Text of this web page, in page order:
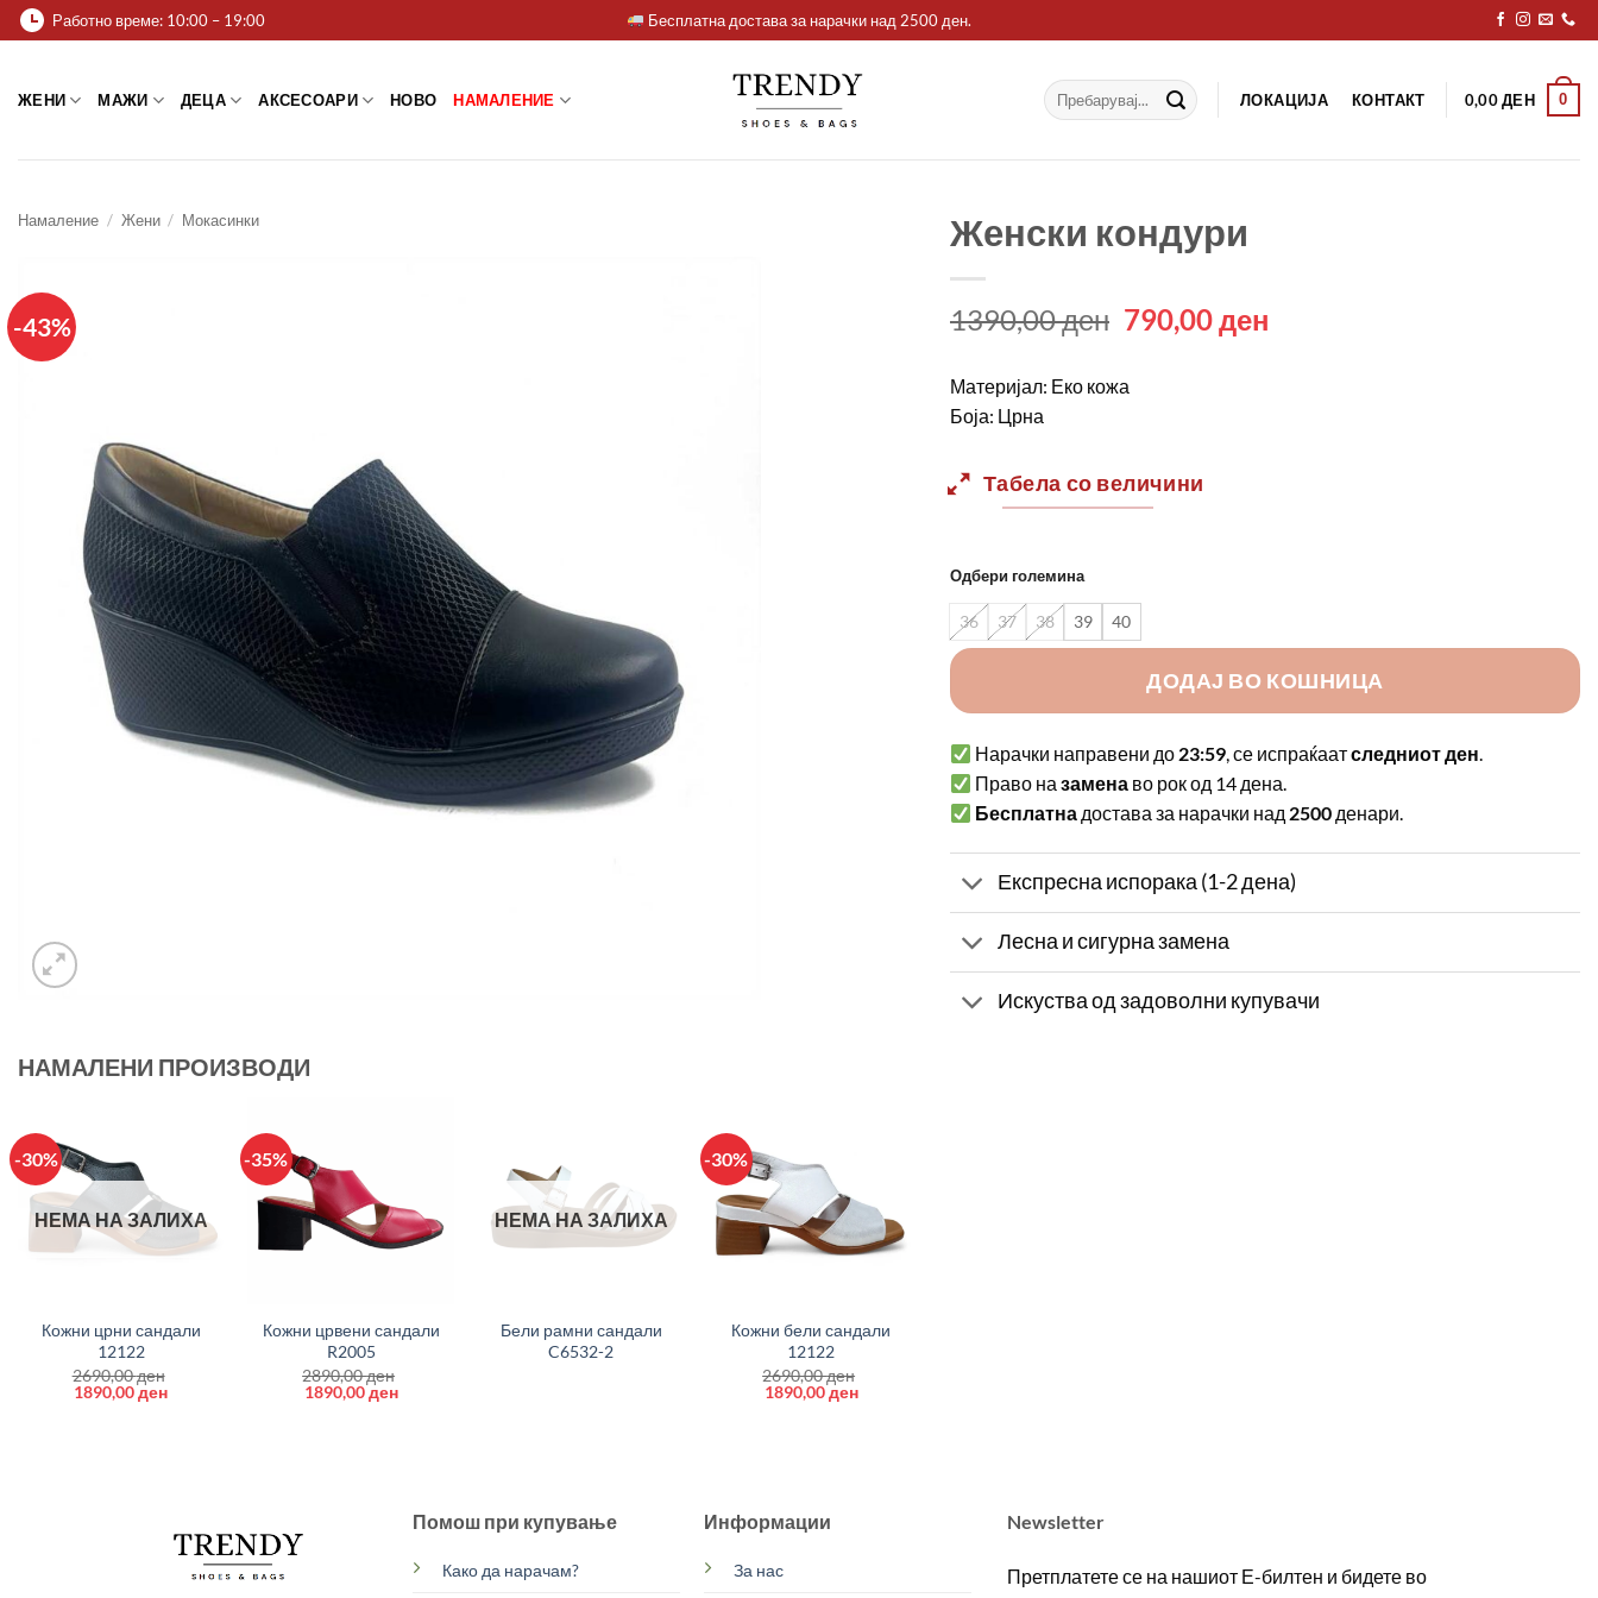
Skip
to
Работно време: 10:00 – 19:00 Бесплатна достава за нарачки над 2500 ден.
ЖЕНИ МАЖИ ДЕЦА АКСЕСОАРИ НОВО НАМАЛЕНИЕ
Барај
за:
ЛОКАЦИЈА КОНТАКТ 0,00ДЕН 0
Намаление / Жени / Мокасинки
-43%
НАМАЛЕНИ ПРОИЗВОДИ
-30%
НЕМА НА ЗАЛИХА
Кожни црни сандали
12122
2690,00ден
Original
1890,00денCurrent
-35%
Кожни црвени сандали
R2005
2890,00ден
Original
1890,00денCurrent
НЕМА НА ЗАЛИХА
Бели рамни сандали
C6532-2
-30%
Кожни бели сандали
12122
2690,00ден
Original
1890,00денCurrent
Женски кондури
1390,00ден Original
price
was:
1390,00 ден.
790,00ден
Материјал: Еко кожа
Боја: Црна
Табела со величини
Одбери големина
36 37 38 39 40
ДОДАЈ ВО КОШНИЦА
Нарачки направени до 23:59, се испраќаатследниот ден.
Право назамена во рок од 14 дена.
Бесплатна достава за нарачки над 2500 денари.
Експресна испорака (1-2 дена)
Лесна и сигурна замена
Искуства од задоволни купувачи
Помош при купување
Како да нарачам?
Информации
За нас
Newsletter
Претплатете се на нашиот Е-билтен и бидете во